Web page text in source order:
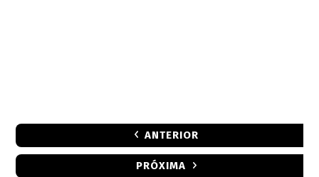
ANTERIOR
PRÓXIMA